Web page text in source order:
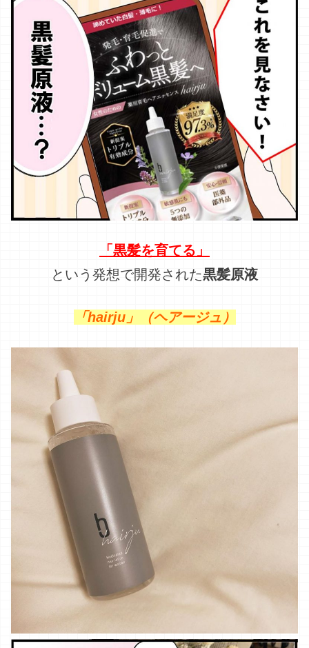
「黒髪を育てる」
という発想で開発された黒髪原液
「hairju」（ヘアージュ）